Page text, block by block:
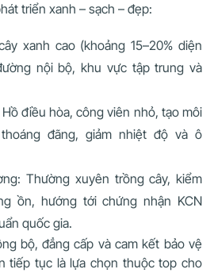
triển xanh – sạch – đẹp:
xanh cao (khoảng 15–20% diện
nội bộ, khu vực tập trung và
điều hòa, công viên nhỏ, tạo môi
đãng, giảm nhiệt độ và ô
Thường xuyên trồng cây, kiểm
ồn, hướng tới chứng nhận KCN
quốc gia.
bộ, đẳng cấp và cam kết bảo vệ
tiếp tục là lựa chọn thuộc top cho